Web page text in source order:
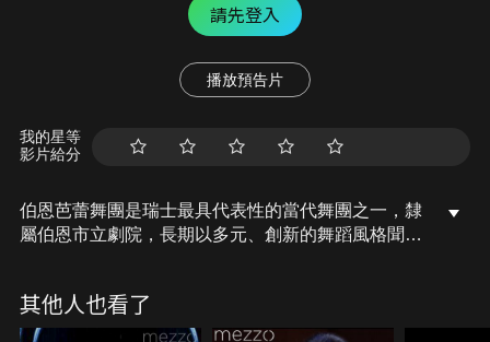
請先登入
播放預告片
我的星等
影片給分
伯恩芭蕾舞團是瑞士最具代表性的當代舞團之一，隸
屬伯恩市立劇院，長期以多元、創新的舞蹈風格聞
任藝術總監皆致力推動原創作品與國際交流，使伯恩
芭蕾在歐洲舞壇佔有重要地位。舞團經常邀請具影響
其他人也看了